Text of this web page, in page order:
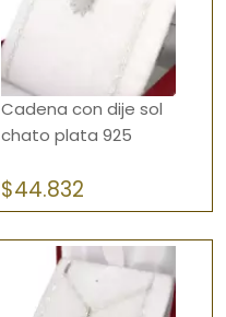
Cadena con dije sol
chato plata 925
$44.832